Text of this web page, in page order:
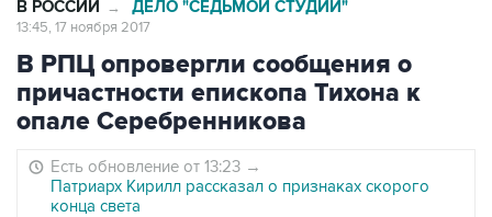
В РОССИИ → ДЕЛО "СЕДЬМОЙ СТУДИИ"
13:45, 17 ноября 2017
В РПЦ опровергли сообщения о
причастности епископа Тихона к
опале Серебренникова
Есть обновление от 13:23 →
Патриарх Кирилл рассказал о признаках скорого
конца света